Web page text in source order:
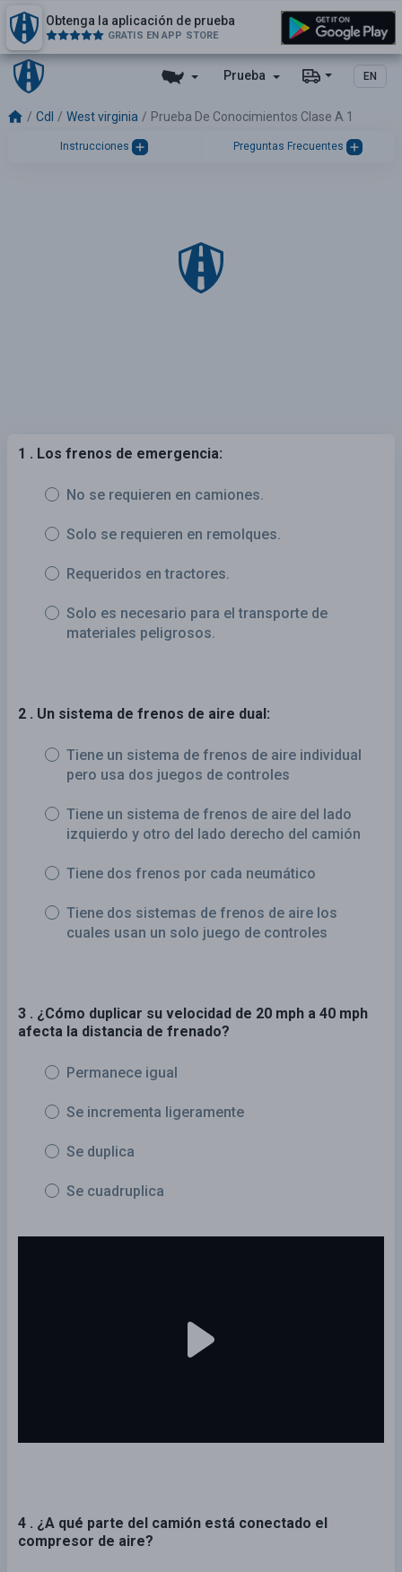
Prueba EN
Obtenga la aplicación de prueba
GRATIS EN APP STORE
Cdl West virginia Prueba De Conocimientos Clase A 1
Instrucciones Preguntas Frecuentes
1 . Los frenos de emergencia:
No se requieren en camiones.
Solo se requieren en remolques.
Requeridos en tractores.
Solo es necesario para el transporte de
materiales peligrosos.
2 . Un sistema de frenos de aire dual:
Tiene un sistema de frenos de aire individual
pero usa dos juegos de controles
Tiene un sistema de frenos de aire del lado
izquierdo y otro del lado derecho del camión
Tiene dos frenos por cada neumático
Tiene dos sistemas de frenos de aire los
cuales usan un solo juego de controles
3 . ¿Cómo duplicar su velocidad de 20 mph a 40 mph
afecta la distancia de frenado?
Permanece igual
Se incrementa ligeramente
Se duplica
Se cuadruplica
4 . ¿A qué parte del camión está conectado el
compresor de aire?